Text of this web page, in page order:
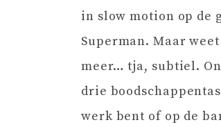
in slow motion op de
Superman. Maar
meer… tja, subtiel.
drie
werk bent of op de